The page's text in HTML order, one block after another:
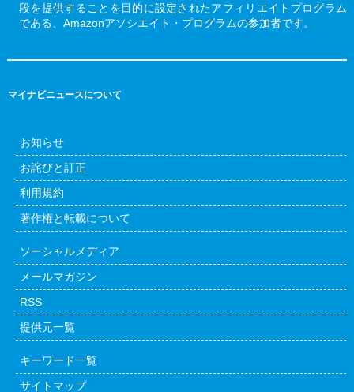
段を提供することを目的に設定されたアフィリエイトプログラム
である、Amazonアソシエイト・プログラムの参加者です。
マイナビニュースについて
お知らせ
お詫びと訂正
利用規約
著作権と転載について
ソーシャルメディア
メールマガジン
RSS
提供元一覧
キーワード一覧
サイトマップ